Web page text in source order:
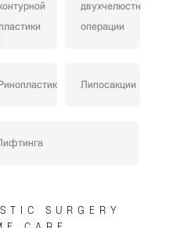
двухчелюстной
операции
Ринопластики Липосакции